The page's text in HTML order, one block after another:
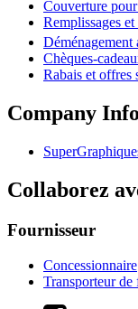
Couverture
Remplissages
Déménagement
Chèques-
Rabais et offres
Company Info
Collaborez
Fournisseur
Concessionnaire
Transporteur